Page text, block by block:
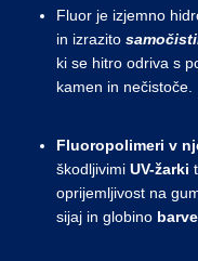
Fluor je izjemno
in izrazito
ki se hitro odriva s
kamen in nečistoče.
Fluoropolimeri v
škodljivimi UV-žarki
oprijemljivost na
sijaj in globino barve